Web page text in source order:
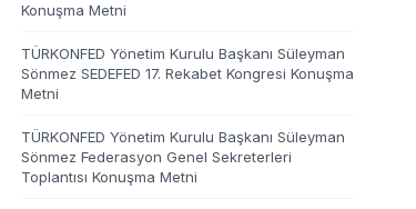
Konuşma Metni
TÜRKONFED Yönetim Kurulu Başkanı Süleyman
Sönmez SEDEFED 17. Rekabet Kongresi Konuşma
Metni
TÜRKONFED Yönetim Kurulu Başkanı Süleyman
Sönmez Federasyon Genel Sekreterleri
Toplantısı Konuşma Metni